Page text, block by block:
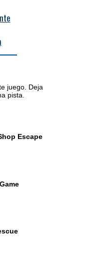
juego. Deja
pista.
Escape